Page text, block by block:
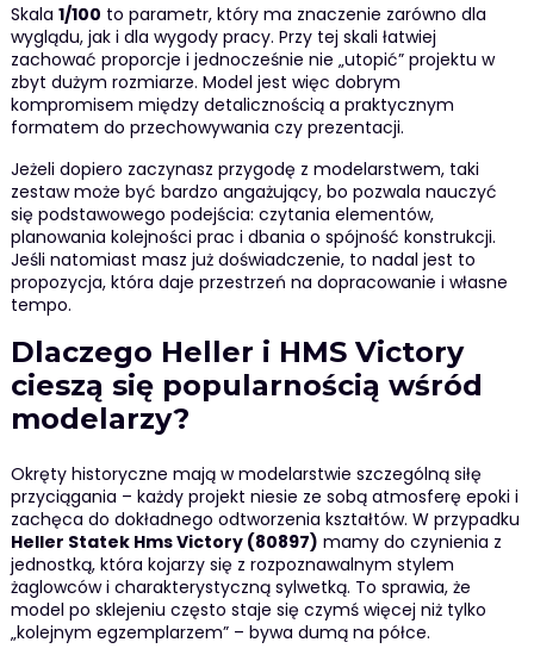
Skala 1/100 to parametr, który ma znaczenie zarówno dla
wyglądu, jak i dla wygody pracy. Przy tej skali łatwiej
zachować proporcje i jednocześnie nie „utopić” projektu w
zbyt dużym rozmiarze. Model jest więc dobrym
kompromisem między detalicznością a praktycznym
formatem do przechowywania czy prezentacji.
Jeżeli dopiero zaczynasz przygodę z modelarstwem, taki
zestaw może być bardzo angażujący, bo pozwala nauczyć
się podstawowego podejścia: czytania elementów,
planowania kolejności prac i dbania o spójność konstrukcji.
Jeśli natomiast masz już doświadczenie, to nadal jest to
propozycja, która daje przestrzeń na dopracowanie i własne
tempo.
Dlaczego Heller i HMS Victory
cieszą się popularnością wśród
modelarzy?
Okręty historyczne mają w modelarstwie szczególną siłę
przyciągania – każdy projekt niesie ze sobą atmosferę epoki i
zachęca do dokładnego odtworzenia kształtów. W przypadku
Heller Statek Hms Victory (80897) mamy do czynienia z
jednostką, która kojarzy się z rozpoznawalnym stylem
żaglowców i charakterystyczną sylwetką. To sprawia, że
model po sklejeniu często staje się czymś więcej niż tylko
„kolejnym egzemplarzem” – bywa dumą na półce.